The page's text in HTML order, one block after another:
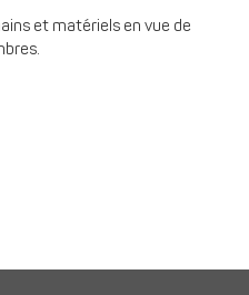
et matériels en vue de